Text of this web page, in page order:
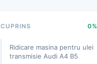
CUPRINS 0%
Ridicare masina pentru ulei
transmisie Audi A4 B5